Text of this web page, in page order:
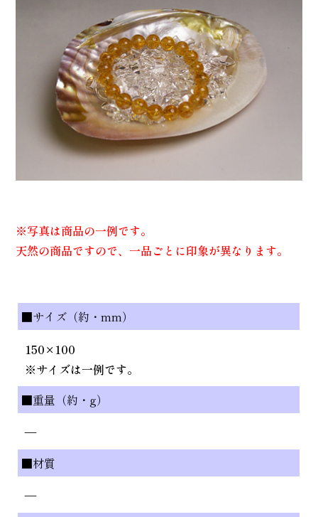
※写真は商品の一例です。
天然の商品ですので、一品ごとに印象が異なります。
■サイズ（約・mm）
150×100
※サイズは一例です。
■重量（約・g）
—
■材質
—